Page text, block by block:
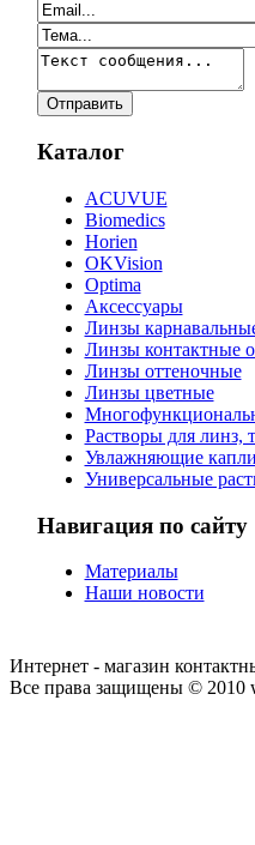
Каталог
ACUVUE
Biomedics
Horien
OKVision
Optima
Аксессуары
Линзы
Линзы контактные
Линзы оттеночные
Линзы цветные
Растворы для линз,
Увлажняющие
Универсальные
Навигация по сайту
Материалы
Наши новости
Интернет - магазин
Все права защищены © 2010